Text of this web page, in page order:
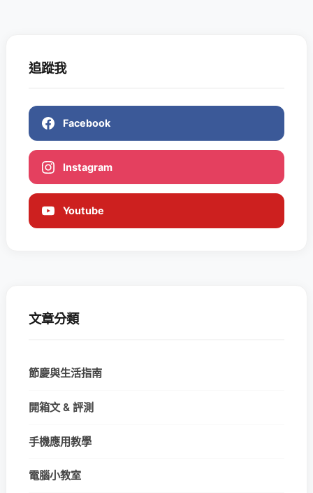
追蹤我
Facebook
Instagram
Youtube
文章分類
節慶與生活指南
開箱文 & 評測
手機應用教學
電腦小教室